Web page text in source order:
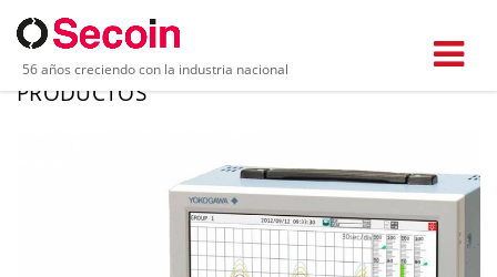
56 años creciendo con la industria nacional
PRODUCTOS